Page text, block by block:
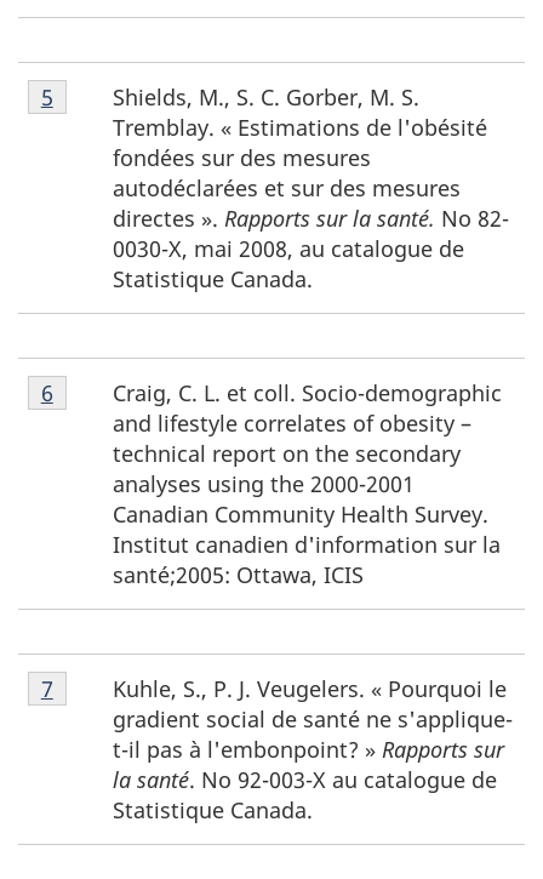
Notes
de
Shields, M., S. C. Gorber, M. S.
Tremblay. « Estimations de l'obésité
fondées sur des mesures
autodéclarées et sur des mesures
directes ». Rapports sur la santé. No 82-
0030-X, mai 2008, au catalogue de
Statistique Canada.
Retour à la référence de la note de bas de page
5
Notes
de
Craig, C. L. et coll. Socio-demographic
and lifestyle correlates of obesity –
technical report on the secondary
analyses using the 2000-2001
Canadian Community Health Survey.
Institut canadien d'information sur la
santé;2005: Ottawa, ICIS
Retour à la référence de la note de bas de page
6
Notes
de
Kuhle, S., P. J. Veugelers. « Pourquoi le
gradient social de santé ne s'applique-
t-il pas à l'embonpoint? » Rapports sur
la santé. No 92-003-X au catalogue de
Statistique Canada.
Retour à la référence de la note de bas de page
7